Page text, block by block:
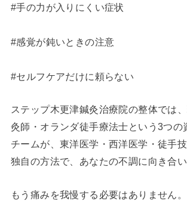
#手の力が入りにくい症状
#感覚が鈍いときの注意
#セルフケアだけに頼らない
ステップ木更津鍼灸治療院の整体では
灸師・オランダ徒手療法士という3つの
チームが、東洋医学・西洋医学・徒手
独自の方法で、あなたの不調に向き合い
もう痛みを我慢する必要はありません。